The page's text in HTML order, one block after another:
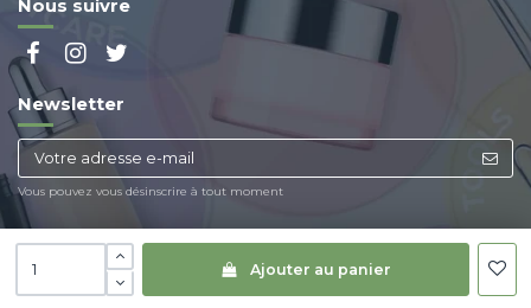
Ajouter au panier
Nous suivre
Newsletter
Vous pouvez vous désinscrire à tout moment